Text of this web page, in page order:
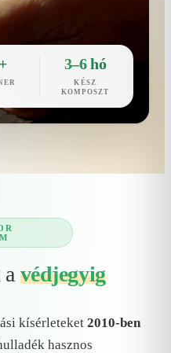
3–6 hó
KÉSZ
KOMPOSZT
védjegyig
kísérleteket 2010-ben
hasznos